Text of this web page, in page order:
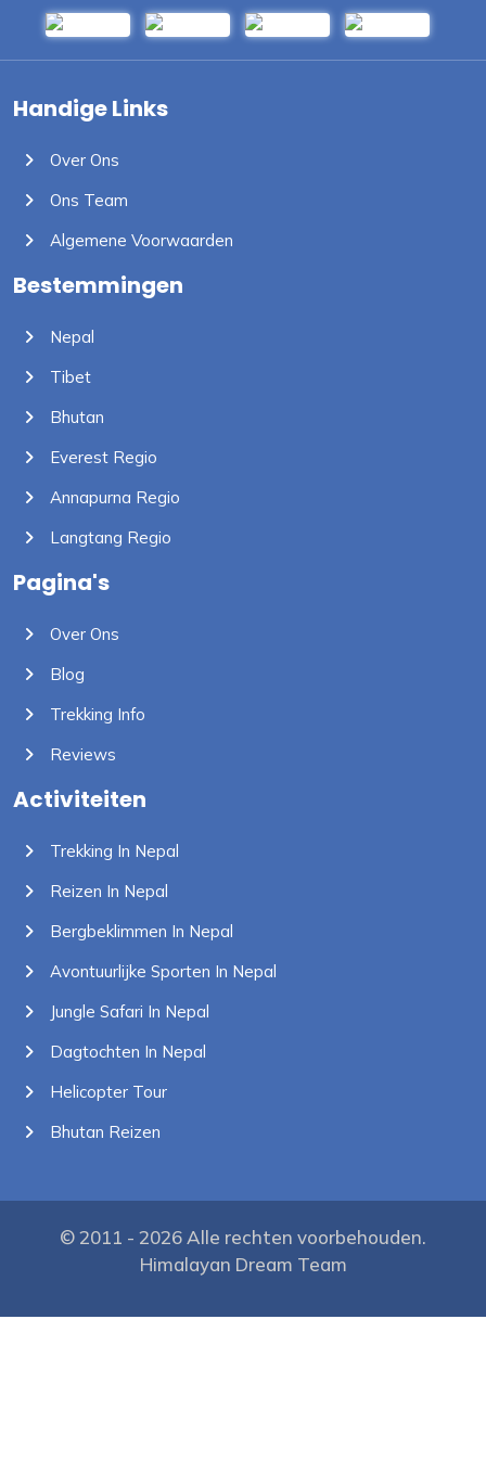
Handige Links
Over Ons
Ons Team
Algemene Voorwaarden
Bestemmingen
Nepal
Tibet
Bhutan
Everest Regio
Annapurna Regio
Langtang Regio
Pagina's
Over Ons
Blog
Trekking Info
Reviews
Activiteiten
Trekking In Nepal
Reizen In Nepal
Bergbeklimmen In Nepal
Avontuurlijke Sporten In Nepal
Jungle Safari In Nepal
Dagtochten In Nepal
Helicopter Tour
Bhutan Reizen
© 2011 - 2026 Alle rechten voorbehouden.
Himalayan Dream Team